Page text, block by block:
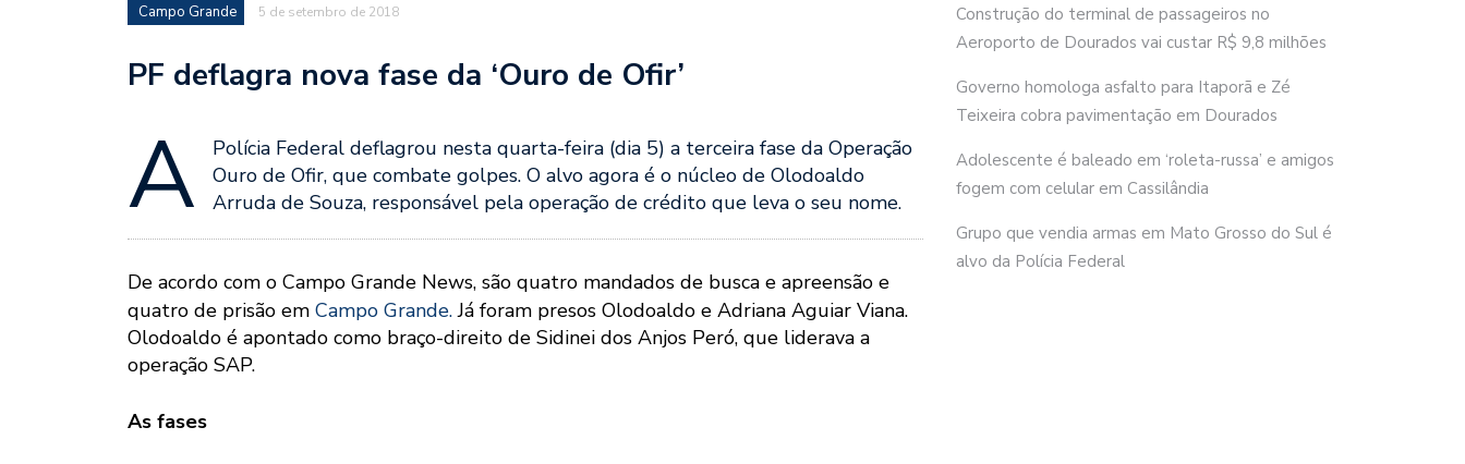
Campo Grande 5 de setembro de 2018
PF deflagra nova fase da ‘Ouro de Ofir’
A
Polícia Federal deflagrou nesta quarta-feira (dia 5) a terceira fase da Operação
Ouro de Ofir, que combate golpes. O alvo agora é o núcleo de Olodoaldo
Arruda de Souza, responsável pela operação de crédito que leva o seu nome.
De acordo com o Campo Grande News, são quatro mandados de busca e apreensão e
quatro de prisão em Campo Grande.Já foram presos Olodoaldo e Adriana Aguiar Viana.
Olodoaldo é apontado como braço-direito de Sidinei dos Anjos Peró, que liderava a
operação SAP.
As fases
Construção do terminal de passageiros no
Aeroporto de Dourados vai custar R$ 9,8 milhões
Governo homologa asfalto para Itaporã e Zé
Teixeira cobra pavimentação em Dourados
Adolescente é baleado em ‘roleta-russa’ e amigos
fogem com celular em Cassilândia
Grupo que vendia armas em Mato Grosso do Sul é
alvo da Polícia Federal